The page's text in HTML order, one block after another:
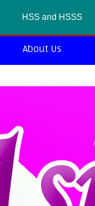
HSS and HSSS
About Us